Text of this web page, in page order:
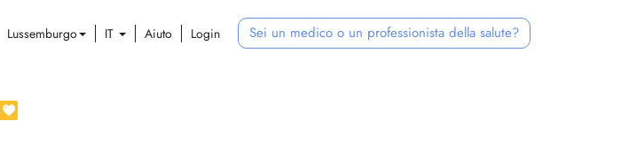
Lussemburgo IT Aiuto Login Sei un medico o un professionista della salute?